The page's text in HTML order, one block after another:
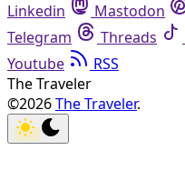
Linkedin
Mastodon
Telegram
Threads
Youtube
RSS
The Traveler
©2026The Traveler.